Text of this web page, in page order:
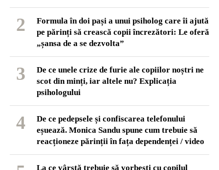
2
Formula în doi pași a unui psiholog care îi ajută
pe părinți să crească copii încrezători: Le oferă
„șansa de a se dezvolta”
3
De ce unele crize de furie ale copiilor noștri ne
scot din minți, iar altele nu? Explicația
psihologului
4
De ce pedepsele și confiscarea telefonului
eșuează. Monica Sandu spune cum trebuie să
reacționeze părinții în fața dependenței / video
La ce vârstă trebuie să vorbești cu copilul